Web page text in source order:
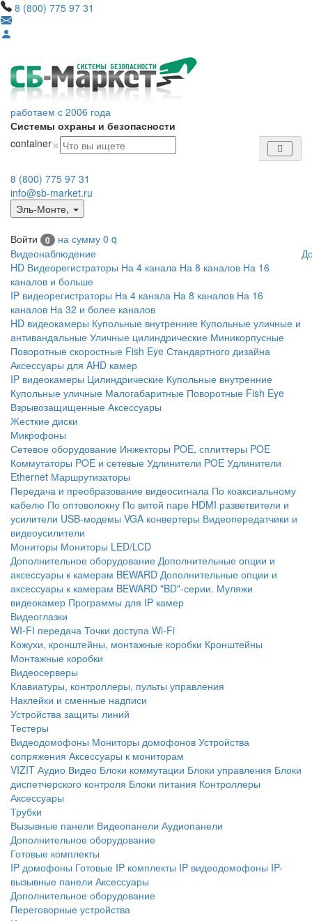
8 (800) 775 97 31
работаем с 2006 года
Системы охраны и безопасности
container×
8 (800) 775 97 31
info@sb-market.ru
Эль-Монте,
Войти 0 на сумму 0 q
Видеонаблюдение
HD Видеорегистраторы На 4 канала На 8 каналов На 16
каналов и больше
IP видеорегистраторы На 4 канала На 8 каналов На 16
каналов На 32 и более каналов
HD видеокамеры Купольные внутренние Купольные уличные и
антивандальные Уличные цилиндрические Миникорпусные
Поворотные скоростные Fish Eye Стандартного дизайна
Аксессуары для AHD камер
IP видеокамеры Цилиндрические Купольные внутренние
Купольные уличные Малогабаритные Поворотные Fish Eye
Взрывозащищенные Аксессуары
Жесткие диски
Микрофоны
Сетевое оборудование Инжекторы POE, сплиттеры POE
Коммутаторы POE и сетевые Удлинители POE Удлинители
Ethernet Маршрутизаторы
Передача и преобразование видеосигнала По коаксиальному
кабелю По оптоволокну По витой паре HDMI разветвители и
усилители USB-модемы VGA конвертеры Видеопередатчики и
видеоусилители
Мониторы Мониторы LED/LCD
Дополнительное оборудование Дополнительные опции и
аксессуары к камерам BEWARD Дополнительные опции и
аксессуары к камерам BEWARD "BD"-серии. Муляжи
видеокамер Программы для IP камер
Видеоглазки
WI-FI передача Точки доступа Wi-Fi
Кожухи, кронштейны, монтажные коробки Кронштейны
Монтажные коробки
Видеосерверы
Клавиатуры, контроллеры, пульты управления
Наклейки и сменные надписи
Устройства защиты линий
Тестеры
Видеодомофоны Мониторы домофонов Устройства
сопряжения Аксессуары к мониторам
VIZIT Аудио Видео Блоки коммутации Блоки управления Блоки
диспетчерского контроля Блоки питания Контроллеры
Аксессуары
Трубки
Вызывные панели Видеопанели Аудиопанели
Дополнительное оборудование
Готовые комплекты
IP домофоны Готовые IP комплекты IP видеодомофоны IP-
вызывные панели Аксессуары
Дополнительное оборудование
Переговорные устройства